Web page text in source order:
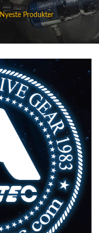
Nyeste Produkter